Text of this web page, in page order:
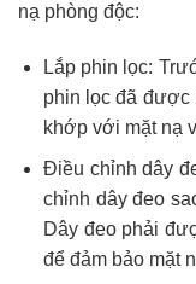
nạ phòng độc:
Lắp phin lọc:
phin lọc đã được
khớp với mặt nạ
Điều chỉnh dây
chỉnh dây đeo
Dây đeo phải
để đảm bảo mặt